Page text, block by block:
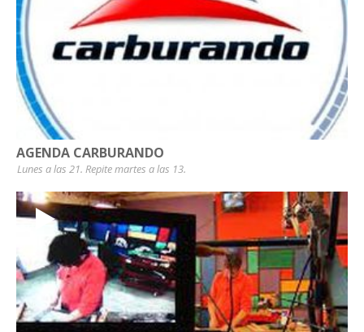
AGENDA CARBURANDO
Lunes a las 21. Repite martes a las 13.